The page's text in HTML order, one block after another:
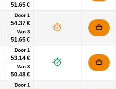
51.65 €
Door 1
54.37 €
Van 3
51.65 €
Door 1
53.14 €
Van 3
50.48 €
Door 1